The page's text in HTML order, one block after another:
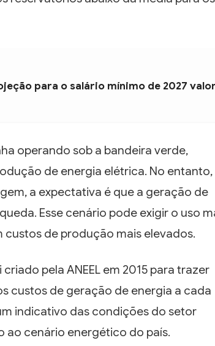
para o salário mínimo de 2027 valor
operando sob a bandeira verde,
de energia elétrica. No entanto,
a expectativa é que a geração de
Esse cenário pode exigir o uso
de produção mais elevados.
pela ANEEL em 2015 para trazer
custos de geração de energia a cada
indicativo das condições do setor
ao cenário energético do país.